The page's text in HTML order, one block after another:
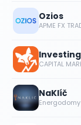
Ozios
APME FX
CAPITAL
NaKlíč
Energodomy
6